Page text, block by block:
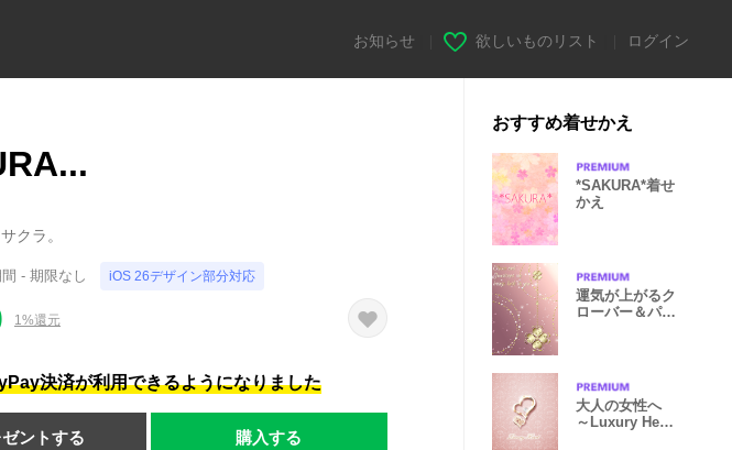
お知らせ 欲しいものリスト ログイン
クラ。
- 期限なし iOS 26デザイン部分対応
1%還元
決済が利用できるようになりました
ントする 購入する
おすすめ着せかえ
*SAKURA*着せ
かえ
運気が上がるク
ローバー＆パワ
大人の女性へ
～Luxury Heart